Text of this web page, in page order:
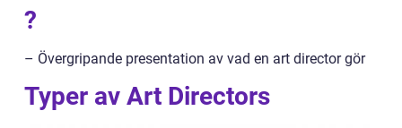
?
– Övergripande presentation av vad en art director gör
Typer av Art Directors